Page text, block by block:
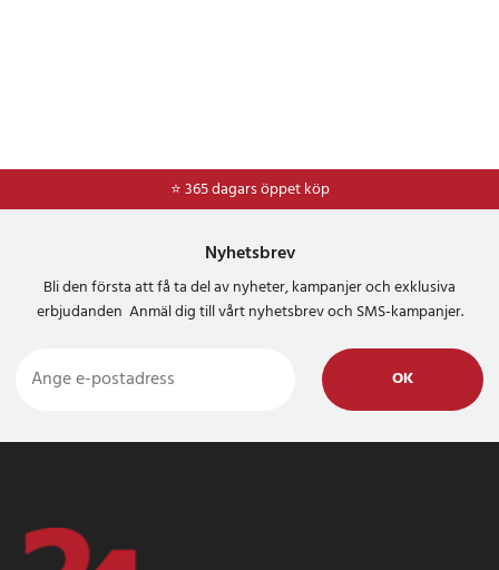
⭐ 365 dagars öppet köp
⭐Frakt 49kr *
Nyhetsbrev
Bli den första att få ta del av nyheter, kampanjer och exklusiva
erbjudanden Anmäl dig till vårt nyhetsbrev och SMS-kampanjer.
OK